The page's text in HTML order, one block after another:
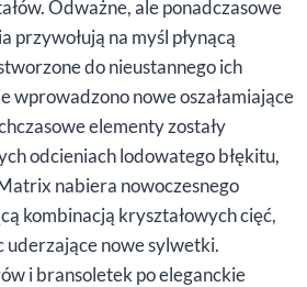
Odważne, ale ponadczasowe
na myśl płynącą
do nieustannego ich
wprowadzono nowe oszałamiające
elementy zostały
odcieniach lodowatego błękitu,
nabiera nowoczesnego
kombinacją kryształowych cięć,
uderzające nowe sylwetki.
i bransoletek po eleganckie